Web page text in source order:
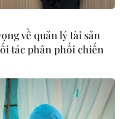
về quản lý tài sản
tác phân phối chiến